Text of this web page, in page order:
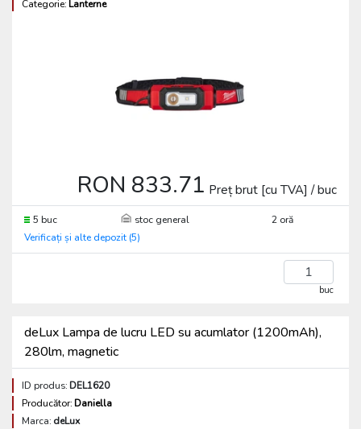
Categorie:Lanterne
RON 833.71 Preț brut [cu TVA] / buc
5 buc stoc general
2 oră
Verificați și alte depozit (5)
buc
deLux Lampa de lucru LED su acumlator (1200mAh),
280lm, magnetic
ID produs:DEL1620
Producător:Daniella
Marca: deLux